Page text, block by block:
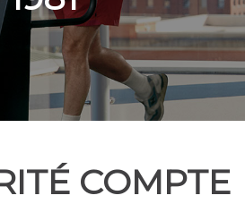
COMPTE